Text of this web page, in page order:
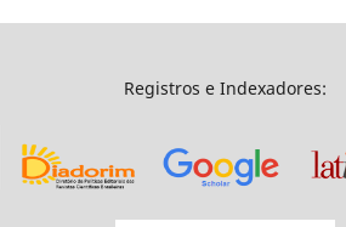
Registros e Indexadores: